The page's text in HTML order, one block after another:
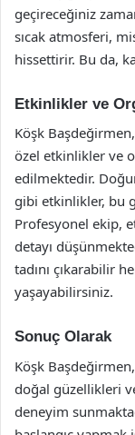
geçireceğiniz
sıcak atmosferi,
hissettirir. Bu da,
Etkinlikler ve
Köşk
özel etkinlikler ve
edilmektedir.
gibi etkinlikler, bu
Profesyonel ekip,
detayı
tadını çıkarabilir
yaşayabilirsiniz.
Sonuç Olarak
Köşk
doğal güzellikleri
deneyim